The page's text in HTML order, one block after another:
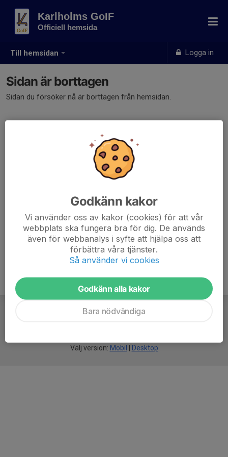
Till hemsidan Logga in
Karlholms GoIF
Officiell hemsida
Sidan är borttagen
Sidan du försöker nå är borttagen från hemsidan.
Välj version: Mobil Desktop
Godkänn kakor
Vi använder oss av kakor (cookies) för att vår
webbplats ska fungera bra för dig. De används
även för webbanalys i syfte att hjälpa oss att
förbättra våra tjänster.
Så använder vi cookies
Godkänn alla kakor
Bara nödvändiga